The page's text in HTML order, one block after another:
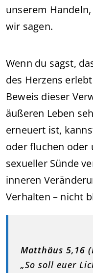
unserem
wir sagen.
Wenn du sagst,
des Herzens
Beweis dieser
äußeren Leben
erneuert ist,
oder fluchen oder
sexueller Sünde
inneren
Verhalten – nicht
Matthäus 5,16
„So soll euer